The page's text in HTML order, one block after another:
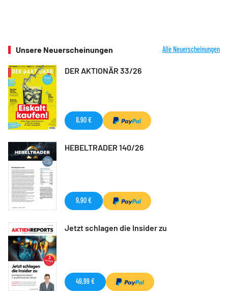
Unsere Neuerscheinungen Alle Neuerscheinungen
DER AKTIONÄR 33/26
8,90 €
HEBELTRADER 140/26
9,90 €
Jetzt schlagen die Insider zu
49,99 €